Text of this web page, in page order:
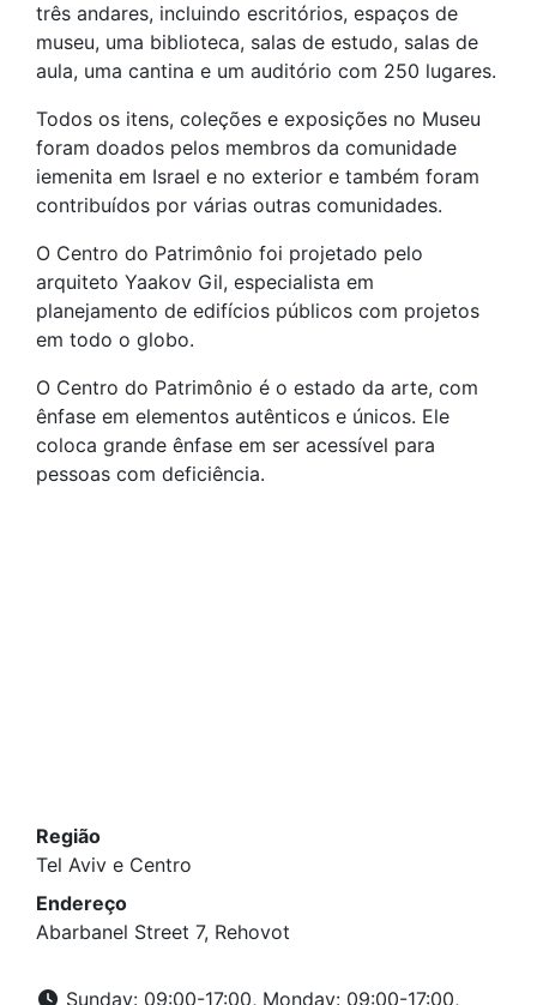
três andares, incluindo escritórios, espaços de
museu, uma biblioteca, salas de estudo, salas de
aula, uma cantina e um auditório com 250 lugares.
Todos os itens, coleções e exposições no Museu
foram doados pelos membros da comunidade
iemenita em Israel e no exterior e também foram
contribuídos por várias outras comunidades.
O Centro do Patrimônio foi projetado pelo
arquiteto Yaakov Gil, especialista em
planejamento de edifícios públicos com projetos
em todo o globo.
O Centro do Patrimônio é o estado da arte, com
ênfase em elementos autênticos e únicos. Ele
coloca grande ênfase em ser acessível para
pessoas com deficiência.
Região
Tel Aviv e Centro
Endereço
Abarbanel Street 7, Rehovot
Sunday: 09:00-17:00, Monday: 09:00-17:00,